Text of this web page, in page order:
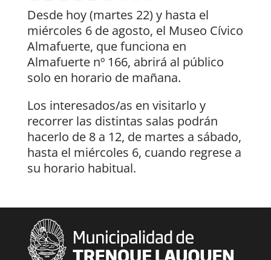
Desde hoy (martes 22) y hasta el
miércoles 6 de agosto, el Museo Cívico
Almafuerte, que funciona en
Almafuerte nº 166, abrirá al público
solo en horario de mañana.
Los interesados/as en visitarlo y
recorrer las distintas salas podrán
hacerlo de 8 a 12, de martes a sábado,
hasta el miércoles 6, cuando regrese a
su horario habitual.